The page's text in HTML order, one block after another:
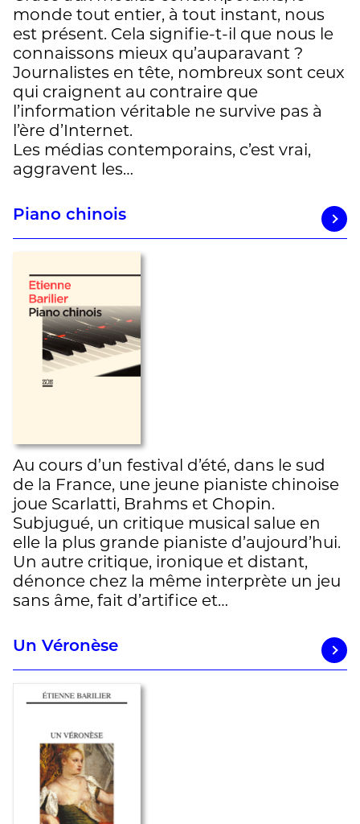
monde tout entier, à tout instant, nous
est présent. Cela signifie-t-il que nous le
connaissons mieux qu’auparavant ?
Journalistes en tête, nombreux sont ceux
qui craignent au contraire que
l’information véritable ne survive pas à
l’ère d’Internet.
Les médias contemporains, c’est vrai,
aggravent les…
Piano chinois
Au cours d’un festival d’été, dans le sud
de la France, une jeune pianiste chinoise
joue Scarlatti, Brahms et Chopin.
Subjugué, un critique musical salue en
elle la plus grande pianiste d’aujourd’hui.
Un autre critique, ironique et distant,
dénonce chez la même interprète un jeu
sans âme, fait d’artifice et…
Un Véronèse